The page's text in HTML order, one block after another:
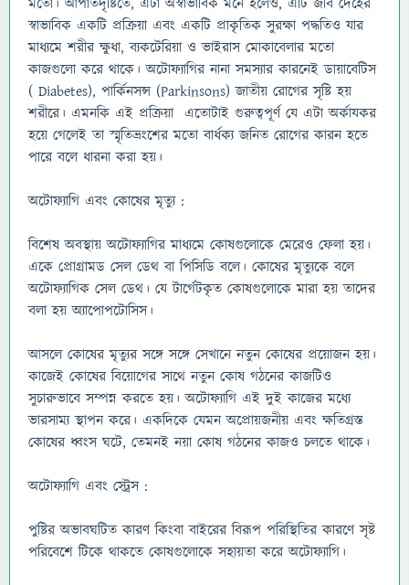
স্বাভাবিক একটি প্রক্রিয়া এবং একটি প্রাকৃতিক সুরক্ষা পদ্ধতিও যার
মাধ্যমে শরীর ক্ষুধা, ব্যকটেরিয়া ও ভাইরাস মোকাবেলার মতো
কাজগুলো করে থাকে। অটোফ্যাগির নানা সমস্যার কারনেই ডায়াবেটিস
( Diabetes), পার্কিনসন্স (Parkinsons) জাতীয় রোগের সৃষ্টি হয়
শরীরে। এমনকি এই প্রক্রিয়া এতোটাই গুরুত্বপূর্ণ যে এটা অর্কাযকর
হয়ে গেলেই তা স্মৃতিভ্রংশের মতো বার্ধক্য জনিত রোগের কারন হতে
পারে বলে ধারনা করা হয়।
অটোফ্যাগি এবং কোষের মৃত্যু :
বিশেষ অবস্থায় অটোফ্যাগির মাধ্যমে কোষগুলোকে মেরেও ফেলা হয়।
একে প্রোগ্রামড সেল ডেথ বা পিসিডি বলে। কোষের মৃত্যুকে বলে
অটোফ্যাগিক সেল ডেথ। যে টার্গেটকৃত কোষগুলোকে মারা হয় তাদের
বলা হয় অ্যাপোপটোসিস।
আসলে কোষের মৃত্যুর সঙ্গে সঙ্গে সেখানে নতুন কোষের প্রয়োজন হয়।
কাজেই কোষের বিয়োগের সাথে নতুন কোষ গঠনের কাজটিও
সুচারুভাবে সম্পন্ন করতে হয়। অটোফ্যাগি এই দুই কাজের মধ্যে
ভারসাম্য স্থাপন করে। একদিকে যেমন অপ্রোয়জনীয় এবং ক্ষতিগ্রস্ত
কোষের ধ্বংস ঘটে, তেমনই নয়া কোষ গঠনের কাজও চলতে থাকে।
অটোফ্যাগি এবং স্ট্রেস :
পুষ্টির অভাবঘটিত কারণ কিংবা বাইরের বিরূপ পরিস্থিতির কারণে সৃষ্ট
পরিবেশে টিকে থাকতে কোষগুলোকে সহায়তা করে অটোফ্যাগি।